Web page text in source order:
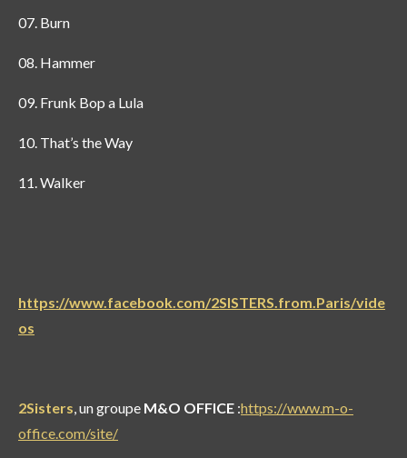
07. Burn
08. Hammer
09. Frunk Bop a Lula
10. That’s the Way
11. Walker
https://www.facebook.com/2SISTERS.from.Paris/vide
os
2Sisters, un groupe M&O OFFICE :https://www.m-o-
office.com/site/